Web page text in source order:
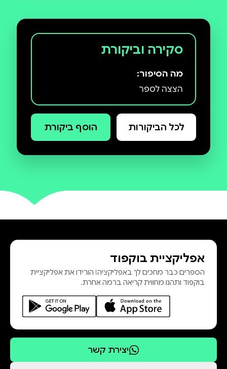
סקירה וביקורת
מה הסיפור:
הצצה לספר
לכל הביקורות הוסף ביקורת
אפליקציית בוקפוד
הספרים כבר מחכים לך באפליקציה! הורידו את אפליקציית
בוקפוד ותהנו מחווית קריאה ברמה אחרת.
יצירת קשר